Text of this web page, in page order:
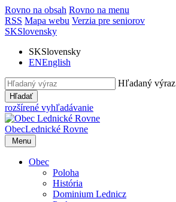
Rovno na obsah Rovno na menu
RSS Mapa webu Verzia pre seniorov
SKSlovensky
SKSlovensky
ENEnglish
Hľadaný výraz
Hľadať
rozšírené vyhľadávanie
ObecLednické Rovne
Menu
Obec
Poloha
História
Dominium Lednicz